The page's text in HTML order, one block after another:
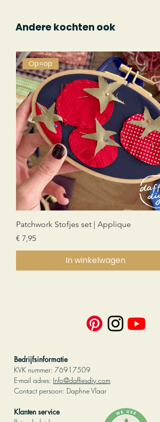
Andere kochten ook
Op=op
Patchwork Stofjes set | Applique
Prijs
€ 7,95
In winkelwagen
Bedrijfsinformatie
KVK nummer: 76917509
E-mail adres: Info@daffiesdiy.com
Contact persoon: Daphne Vlaar
Klanten service